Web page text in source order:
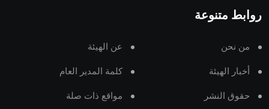
روابط متنوعة
من نحن عن الهيئة
أخبار الهيئة كلمة المدير العام
حقوق النشر مواقع ذات صلة